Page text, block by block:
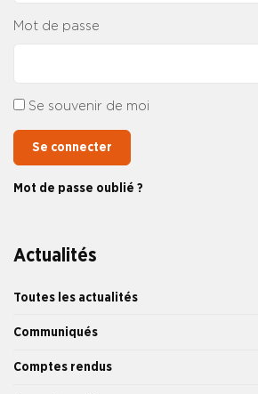
Actualités
Toutes les actualités
Communiqués
Comptes rendus
Mot de passe
Se souvenir de moi
Se connecter
Mot de passe oublié ?